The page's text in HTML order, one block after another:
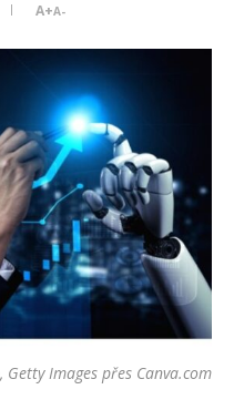
A+A-
Images přes Canva.com